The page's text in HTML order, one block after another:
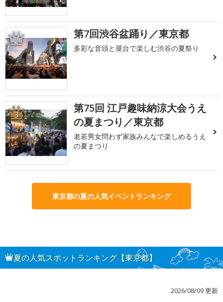
2 第7回渋谷盆踊り／東京都
多彩な音頭と屋台で楽しむ渋谷の夏祭り
3
第75回 江戸趣味納涼大会うえ
の夏まつり／東京都
老若男女問わず家族みんなで楽しめるうえ
の夏まつり
東京都の夏の人気イベントランキング
夏の人気スポットランキング【東京都】
2026/08/09 更新